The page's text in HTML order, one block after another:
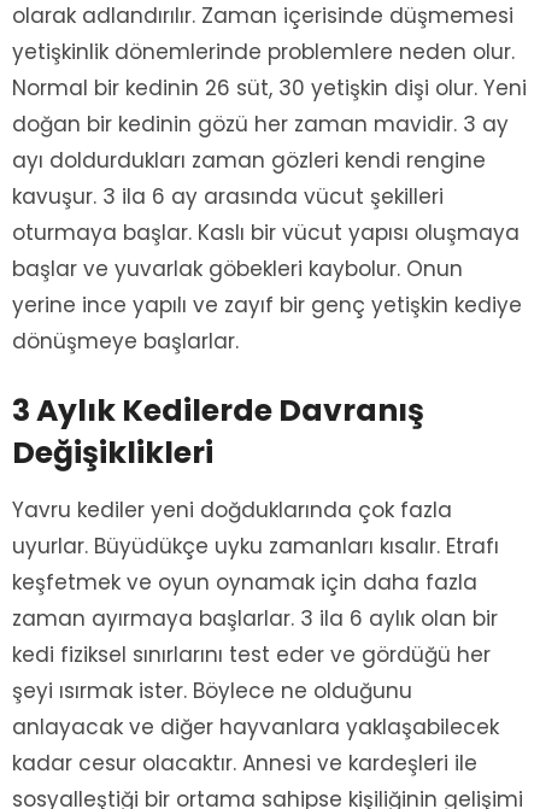
olarak adlandırılır. Zaman içerisinde düşmemesi
yetişkinlik dönemlerinde problemlere neden olur.
Normal bir kedinin 26 süt, 30 yetişkin dişi olur. Yeni
doğan bir kedinin gözü her zaman mavidir. 3 ay
ayı doldurdukları zaman gözleri kendi rengine
kavuşur. 3 ila 6 ay arasında vücut şekilleri
oturmaya başlar. Kaslı bir vücut yapısı oluşmaya
başlar ve yuvarlak göbekleri kaybolur. Onun
yerine ince yapılı ve zayıf bir genç yetişkin kediye
dönüşmeye başlarlar.
3 Aylık Kedilerde Davranış
Değişiklikleri
Yavru kediler yeni doğduklarında çok fazla
uyurlar. Büyüdükçe uyku zamanları kısalır. Etrafı
keşfetmek ve oyun oynamak için daha fazla
zaman ayırmaya başlarlar. 3 ila 6 aylık olan bir
kedi fiziksel sınırlarını test eder ve gördüğü her
şeyi ısırmak ister. Böylece ne olduğunu
anlayacak ve diğer hayvanlara yaklaşabilecek
kadar cesur olacaktır. Annesi ve kardeşleri ile
sosyalleştiği bir ortama sahipse kişiliğinin gelişimi